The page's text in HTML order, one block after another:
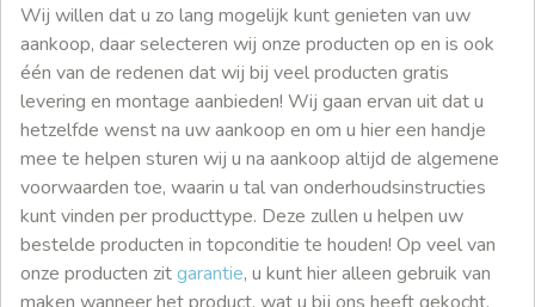
Wij willen dat u zo lang mogelijk kunt genieten van uw
aankoop, daar selecteren wij onze producten op en is ook
één van de redenen dat wij bij veel producten gratis
levering en montage aanbieden! Wij gaan ervan uit dat u
hetzelfde wenst na uw aankoop en om u hier een handje
mee te helpen sturen wij u na aankoop altijd de algemene
voorwaarden toe, waarin u tal van onderhoudsinstructies
kunt vinden per producttype. Deze zullen u helpen uw
bestelde producten in topconditie te houden! Op veel van
onze producten zitgarantie, u kunt hier alleen gebruik van